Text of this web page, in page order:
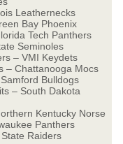
Leathernecks
Bay Phoenix
Tech Panthers
Seminoles
– VMI Keydets
– Chattanooga Mocs
Bulldogs
– South Dakota
Kentucky Norse
Panthers
Raiders